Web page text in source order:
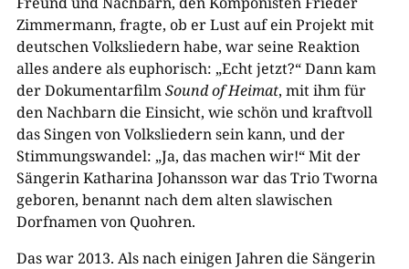
Zimmermann, fragte, ob er Lust auf ein Projekt mit
deutschen Volksliedern habe, war seine Reaktion
alles andere als euphorisch: „Echt jetzt?“ Dann kam
der DokumentarfilmSound of Heimat, mit ihm für
den Nachbarn die Einsicht, wie schön und kraftvoll
das Singen von Volksliedern sein kann, und der
Stimmungswandel: „Ja, das machen wir!“ Mit der
Sängerin Katharina Johansson war das Trio Tworna
geboren, benannt nach dem alten slawischen
Dorfnamen von Quohren.
Das war 2013. Als nach einigen Jahren die Sängerin